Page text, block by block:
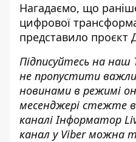
Нагадаємо, що
цифрової
представило проєкт
Підписуйтесь на наш
не пропустити
новинами в режимі
месенджері стежте
каналіІнформатор
канал у Viber можна